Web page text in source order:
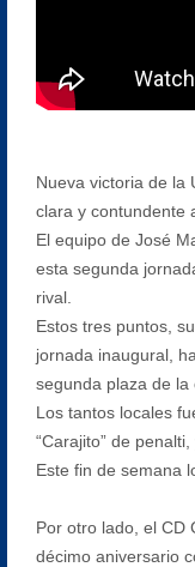
Nueva victoria de la
clara y contundente
El equipo de José
esta segunda
rival.
Estos tres puntos,
jornada inaugural,
segunda plaza de la
Los tantos locales
“Carajito” de
Este fin de semana
Por otro lado, el CD
décimo aniversario